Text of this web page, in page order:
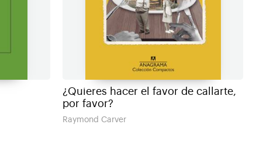
¿Quieres hacer el favor de callarte,
por favor?
Raymond Carver